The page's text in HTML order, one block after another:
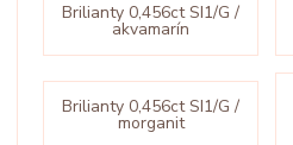
Brilianty 0,456ct SI1/G /
akvamarín
Brilianty 0,456ct SI1/G /
morganit